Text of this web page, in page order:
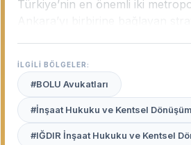
Türkiye’nin en önemli iki
yapıya sahiptir. Bolu’nun bu
tazminatlarından orman hukuku
turizm işletme davalarından aile
geniş bir sahada yerel tecrübe
uzman avukatları, şehrin bu
İLGİLİ BÖLGELER:
#BOLU Avukatları
#İnşaat Hukuku ve Kentsel Dönüşüm
#IĞDIR İnşaat Hukuku ve Kentsel